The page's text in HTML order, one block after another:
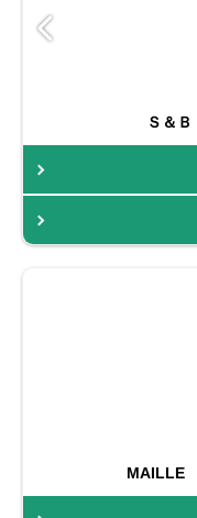
Ｓ＆
MAILLE